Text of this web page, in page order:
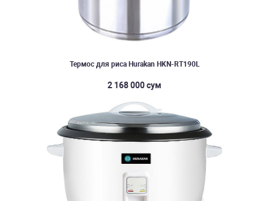
Термос для риса Hurakan HKN-RT190L
2 168 000 сум